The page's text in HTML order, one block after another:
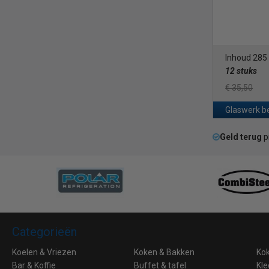
Inhoud
12 stuks
€ 35,50
Glaswerk
Geld terug
Categorieën
Koelen & Vriezen Koken & Bakken
Bar & Koffie
Buffet & tafel